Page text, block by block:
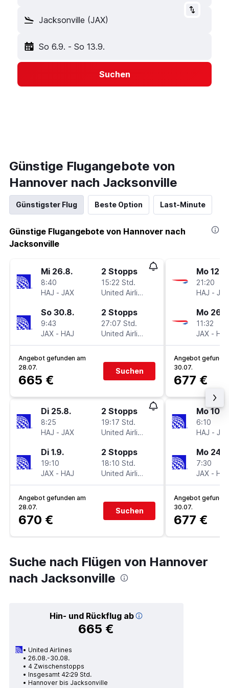
Jacksonville (JAX)
So 6.9. - So 13.9.
Suchen
Günstige Flugangebote von
Hannover nach Jacksonville
Günstigster Flug Beste Option Last-Minute
Günstige Flugangebote von Hannover nach
Jacksonville
Mi 26.8.
8:40
HAJ - JAX
2 Stopps
15:22 Std.
United Airlines
So 30.8.
9:43
JAX - HAJ
2 Stopps
27:07 Std.
United Airlines
Angebot gefunden am
28.07.
665 €
Suchen
Di 25.8.
8:25
HAJ - JAX
2 Stopps
19:17 Std.
United Airlines
Di 1.9.
19:10
JAX - HAJ
2 Stopps
18:10 Std.
United Airlines
Angebot gefunden am
28.07.
670 €
Suchen
Mo
21:20
HAJ - JAX
Mo
11:32
JAX - HAJ
Angebot
30.07.
677 €
Mo 10.8.
6:10
HAJ - JAX
Mo
7:30
JAX - HAJ
Angebot
30.07.
677 €
Suche nach Flügen von Hannover
nach Jacksonville
Hin- und Rückflug ab
665 €
United Airlines
26.08.-30.08.
4 Zwischenstopps
Insgesamt 42:29 Std.
Hannover bis Jacksonville